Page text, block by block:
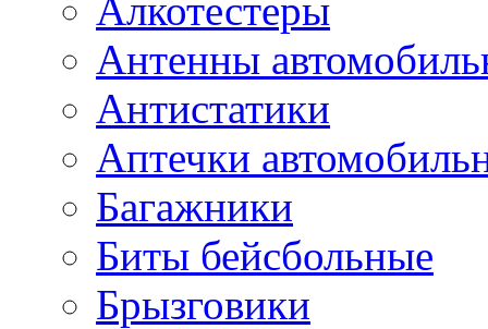
Алкотестеры
Антенны
Антистатики
Аптечки
Багажники
Биты бейсбольные
Брызговики